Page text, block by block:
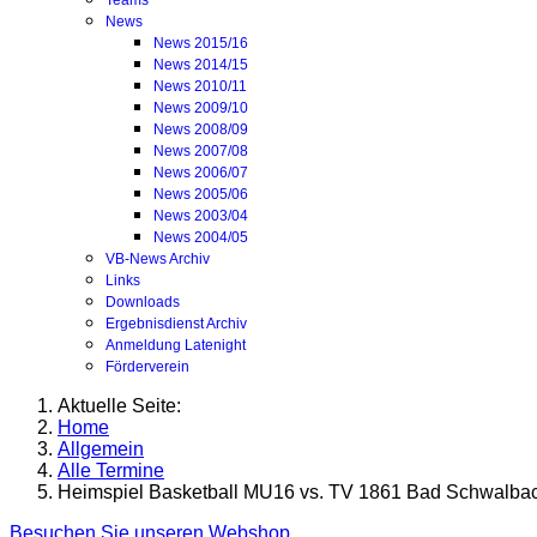
News
News 2015/16
News 2014/15
News 2010/11
News 2009/10
News 2008/09
News 2007/08
News 2006/07
News 2005/06
News 2003/04
News 2004/05
VB-News Archiv
Links
Downloads
Ergebnisdienst Archiv
Anmeldung Latenight
Förderverein
Aktuelle Seite:
Home
Allgemein
Alle Termine
Heimspiel Basketball MU16 vs. TV 1861 Bad
Besuchen Sie unseren Webshop